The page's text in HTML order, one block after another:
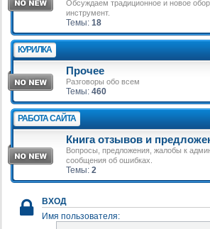
Обсуждаем традиционное и новое
инструмент.
Темы: 18
КУРИЛКА
Прочее
Разговоры обо всем
Темы: 460
РАБОТА САЙТА
Книга отзывов и
Вопросы, предложения, жалобы к
сообщения об ошибках.
Темы: 2
ВХОД
Имя пользователя: